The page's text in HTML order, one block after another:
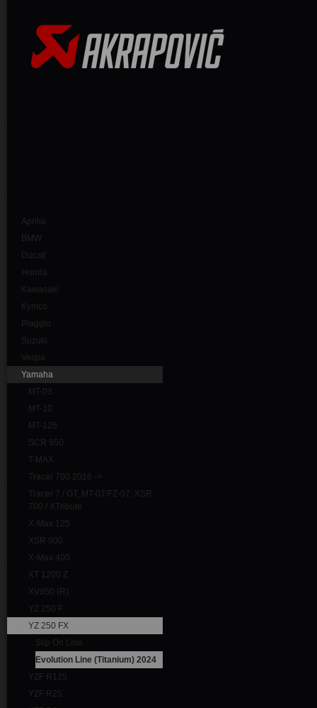
Aprilia
BMW
Ducati
Honda
Kawasaki
Kymco
Piaggio
Suzuki
Vespa
Yamaha
MT-03
MT-10
MT-125
SCR 950
T-MAX
Tracer 700 2016 ->
Tracer 7 / GT, MT-07/FZ-07, XSR
700 / XTribute
X-Max 125
XSR 900
X-Max 400
XT 1200 Z
XV950 (R)
YZ 250 F
YZ 250 FX
Slip On Line
Evolution Line (Titanium) 2024
YZF R125
YZF R25